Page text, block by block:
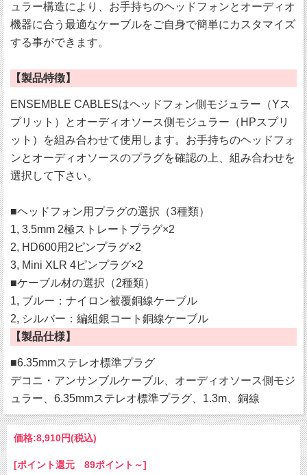
ュラー構造により、お手持ちのヘッドフォンとオーディオ
機器に合う最適なケーブルをご自身で簡単にカスタマイズ
する事ができます。
【製品特徴】
ENSEMBLE CABLESはヘッドフォン側モジュラー（Yス
プリット）とオーディオソース側モジュラー（HPスプリ
ット）を組み合わせて使用します。お手持ちのヘッドフォ
ンとオーディオソースのプラグを確認の上、組み合わせを
選択して下さい。
■ヘッドフォン用プラグの選択（3種類）
1, 3.5mm 2極ストレートプラグ×2
2, HD600用2ピンプラグ×2
3, Mini XLR 4ピンプラグ×2
■ケーブル材の選択（2種類）
1, ブルー：ナイロン被覆銅線ケーブル
2, シルバー：編組銀コート銅線ケーブル
【製品仕様】
■6.35mmステレオ標準プラグ
デコニ・アンサンブルケーブル、オーディオソース側モジ
ュラー、6.35mmステレオ標準プラグ、1.3m、銅線
価格:8,910円(税込)
[ポイント還元 89ポイント～]